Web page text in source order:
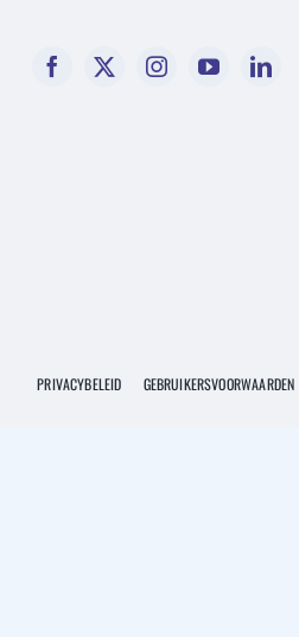
PRIVACYBELEID GEBRUIKERSVOORWAARDEN